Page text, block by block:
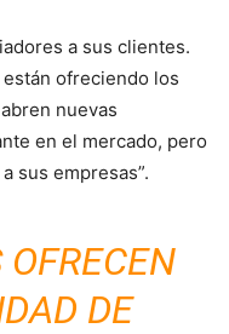
a sus clientes.
ofreciendo los
nuevas
en el mercado, pero
sus empresas”.
DE